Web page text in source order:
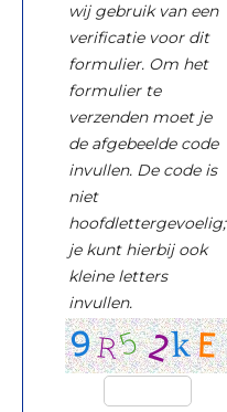
wij gebruik van een
verificatie voor dit
formulier. Om het
formulier te
verzenden moet je
de afgebeelde code
invullen. De code is
niet
hoofdlettergevoelig;
je kunt hierbij ook
kleine letters
invullen.